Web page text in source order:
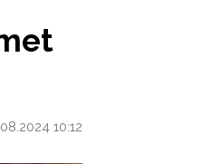
10:12